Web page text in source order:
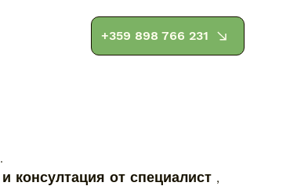
+359 898 766 231
консултация от специалист ,